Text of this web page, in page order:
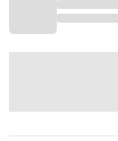
masyarakat, hati-hati
Sebelumnya diberitakan,